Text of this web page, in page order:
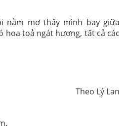
nằm mơ thấy mình bay giữa
hoa toả ngát hương, tất cả các
Theo Lý Lan